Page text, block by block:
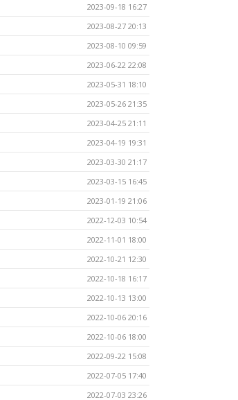
2023-09-18 16:27
2023-08-27 20:13
2023-08-10 09:59
2023-06-22 22:08
2023-05-31 18:10
2023-05-26 21:35
2023-04-25 21:11
2023-04-19 19:31
2023-03-30 21:17
2023-03-15 16:45
2023-01-19 21:06
2022-12-03 10:54
2022-11-01 18:00
2022-10-21 12:30
2022-10-18 16:17
2022-10-13 13:00
2022-10-06 20:16
2022-10-06 18:00
2022-09-22 15:08
2022-07-05 17:40
2022-07-03 23:26